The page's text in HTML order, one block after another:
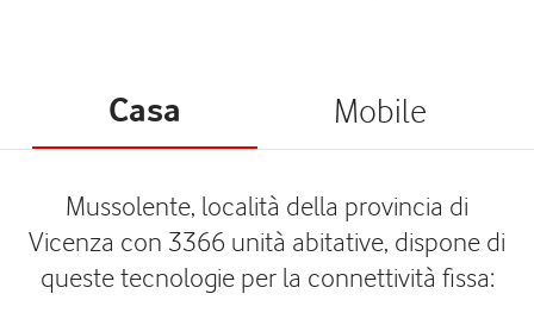
Casa Mobile
Mussolente, località della provincia di
Vicenza con 3366 unità abitative, dispone di
queste tecnologie per la connettività fissa: